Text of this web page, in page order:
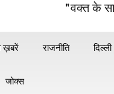
"वक्त के
ख़बरें राजनीति दिल्ली
जोक्स